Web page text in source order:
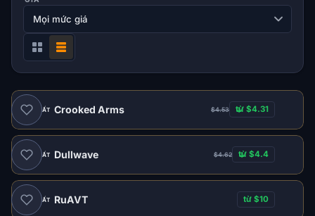
ĐỀ XUẤT Crooked Arms $4.53 từ $4.31
ĐỀ XUẤT Dullwave $4.62 từ $4.4
ĐỀ XUẤT RuAVT từ $10